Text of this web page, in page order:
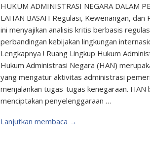
HUKUM ADMINISTRASI NEGARA DALAM
LAHAN BASAH Regulasi, Kewenangan, dan
ini menyajikan analisis kritis berbasis
perbandingan kebijakan lingkungan
Lengkapnya ! Ruang Lingkup Hukum
Hukum Administrasi Negara (HAN)
yang mengatur aktivitas administrasi
menjalankan tugas-tugas kenegaraan. HAN
menciptakan penyelenggaraan …
Lanjutkan membaca →